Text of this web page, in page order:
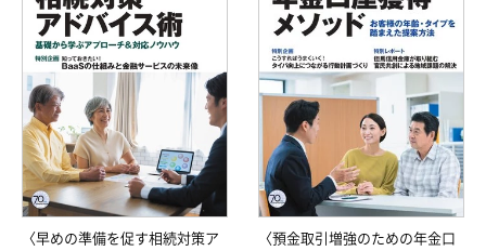
〈早めの準備を促す相続対策ア
〈預金取引増強のための年金口